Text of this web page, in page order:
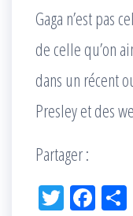
Gaga n’est pas
de celle qu’on
dans un récent
Presley et des
Partager :
Tw Fac